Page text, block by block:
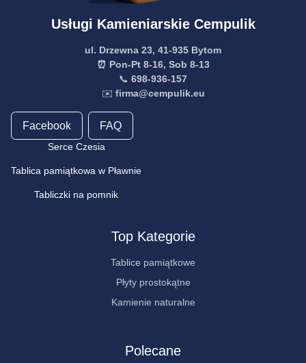
Usługi Kamieniarskie Cempulik
ul. Drzewna 23, 41-935 Bytom
⏰ Pon-Pt 8-16, Sob 8-13
📞 698-936-157
✉️ firma@cempulik.eu
Facebook FAQ
Serce Czesia
Tablica pamiątkowa w Pławnie
Tabliczki na pomnik
Top Kategorie
Tablice pamiątkowe
Płyty prostokątne
Kamienie naturalne
Polecane